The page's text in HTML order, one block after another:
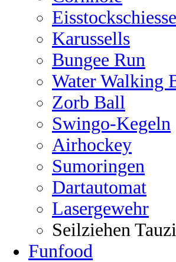
Karussells
Bungee Run
Water Walking
Zorb Ball
Swingo-Kegeln
Airhockey
Sumoringen
Dartautomat
Lasergewehr
Seilziehen
Funfood